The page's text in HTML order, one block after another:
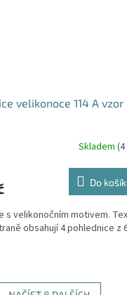
velikonoce 114 A vzor
Skladem
Do
s velikonočním motivem.
obsahují 4 pohlednice z